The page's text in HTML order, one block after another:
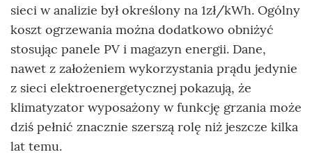
sieci w analizie był określony na 1zł/kWh. Ogólny
koszt ogrzewania można dodatkowo obniżyć
stosując panele PV i magazyn energii. Dane,
nawet z założeniem wykorzystania prądu jedynie
z sieci elektroenergetycznej pokazują, że
klimatyzator wyposażony w funkcję grzania może
dziś pełnić znacznie szerszą rolę niż jeszcze kilka
lat temu.